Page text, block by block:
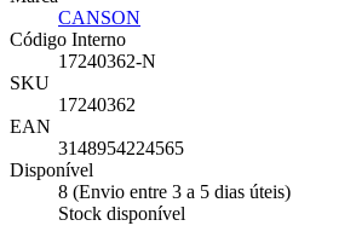
CANSON
Código Interno
17240362-N
SKU
17240362
EAN
3148954224565
Disponível
8 (Envio entre 3 a 5 dias úteis)
Stock disponível